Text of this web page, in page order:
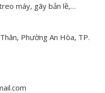
máy, gãy bản lề,…
Phường An Hòa, TP.